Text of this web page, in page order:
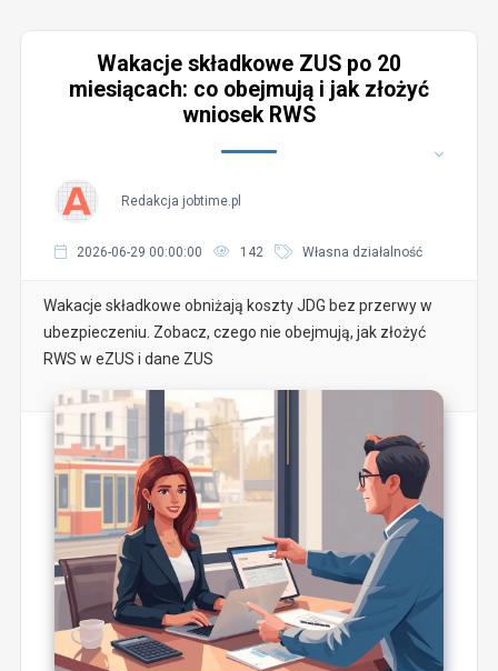
Wakacje składkowe ZUS po 20
miesiącach: co obejmują i jak złożyć
wniosek RWS
Redakcja jobtime.pl
2026-06-29 00:00:00 142 Własna działalność
Wakacje składkowe obniżają koszty JDG bez przerwy w
ubezpieczeniu. Zobacz, czego nie obejmują, jak złożyć
RWS w eZUS i dane ZUS